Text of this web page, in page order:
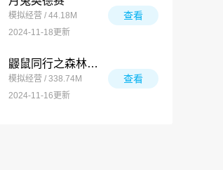
模拟经营 / 44.18M
2024-11-18更新
查看
鼹鼠同行之森林之家万圣节版
模拟经营 / 338.74M
2024-11-16更新
查看